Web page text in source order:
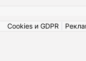
Cookies и GDPR